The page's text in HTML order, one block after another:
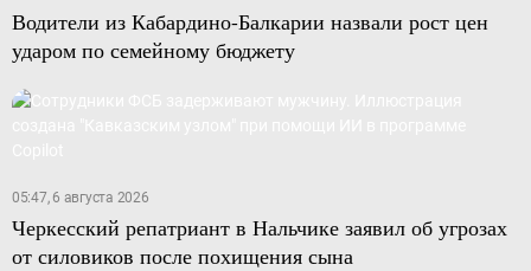
Водители из Кабардино-Балкарии назвали рост цен
ударом по семейному бюджету
05:47, 6 августа 2026
Черкесский репатриант в Нальчике заявил об угрозах
от силовиков после похищения сына